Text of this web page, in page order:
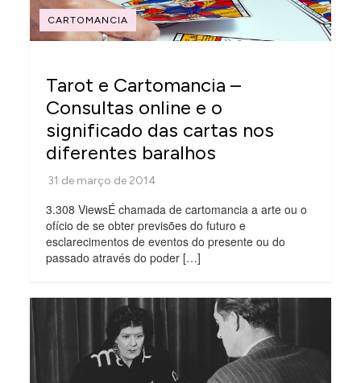
CARTOMANCIA
Tarot e Cartomancia –
Consultas online e o
significado das cartas nos
diferentes baralhos
3.308 ViewsÉ chamada de cartomancia a arte ou o
ofício de se obter previsões do futuro e
esclarecimentos de eventos do presente ou do
passado através do poder […]